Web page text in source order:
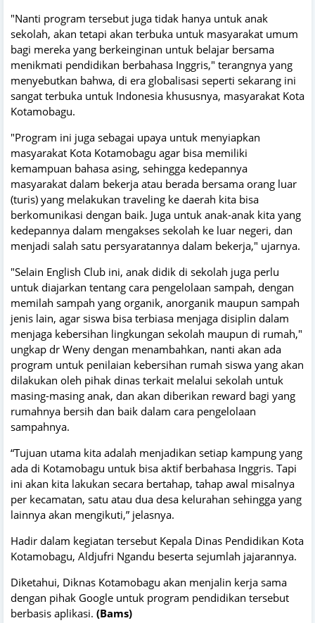
"Nanti program tersebut juga tidak hanya untuk anak
sekolah, akan tetapi akan terbuka untuk masyarakat umum
bagi mereka yang berkeinginan untuk belajar bersama
menikmati pendidikan berbahasa Inggris," terangnya yang
menyebutkan bahwa, di era globalisasi seperti sekarang ini
sangat terbuka untuk Indonesia khususnya, masyarakat Kota
Kotamobagu.
"Program ini juga sebagai upaya untuk menyiapkan
masyarakat Kota Kotamobagu agar bisa memiliki
kemampuan bahasa asing, sehingga kedepannya
masyarakat dalam bekerja atau berada bersama orang luar
(turis) yang melakukan traveling ke daerah kita bisa
berkomunikasi dengan baik. Juga untuk anak-anak kita yang
kedepannya dalam mengakses sekolah ke luar negeri, dan
menjadi salah satu persyaratannya dalam bekerja," ujarnya.
"Selain English Club ini, anak didik di sekolah juga perlu
untuk diajarkan tentang cara pengelolaan sampah, dengan
memilah sampah yang organik, anorganik maupun sampah
jenis lain, agar siswa bisa terbiasa menjaga disiplin dalam
menjaga kebersihan lingkungan sekolah maupun di rumah,"
ungkap dr Weny dengan menambahkan, nanti akan ada
program untuk penilaian kebersihan rumah siswa yang akan
dilakukan oleh pihak dinas terkait melalui sekolah untuk
masing-masing anak, dan akan diberikan reward bagi yang
rumahnya bersih dan baik dalam cara pengelolaan
sampahnya.
“Tujuan utama kita adalah menjadikan setiap kampung yang
ada di Kotamobagu untuk bisa aktif berbahasa Inggris. Tapi
ini akan kita lakukan secara bertahap, tahap awal misalnya
per kecamatan, satu atau dua desa kelurahan sehingga yang
lainnya akan mengikuti,” jelasnya.
Hadir dalam kegiatan tersebut Kepala Dinas Pendidikan Kota
Kotamobagu, Aldjufri Ngandu beserta sejumlah jajarannya.
Diketahui, Diknas Kotamobagu akan menjalin kerja sama
dengan pihak Google untuk program pendidikan tersebut
berbasis aplikasi. (Bams)